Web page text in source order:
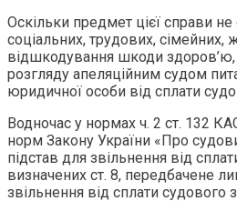
Оскільки предмет цієї справи
соціальних, трудових, сімейних,
відшкодування шкоди здоров’ю,
розгляду апеляційним судом
юридичної особи від сплати
Водночас у нормах ч. 2 ст. 132
норм Закону України «Про
підстав для звільнення від
визначених ст. 8, передбачене
звільнення від сплати судового